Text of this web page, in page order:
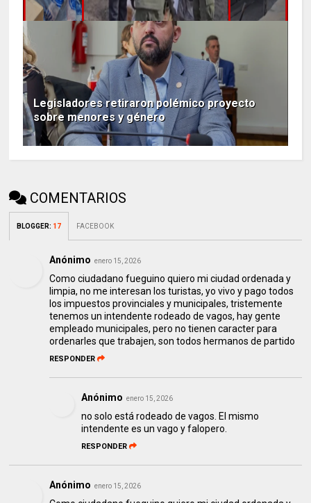
Legisladores retiraron polémico proyecto
sobre menores y género
COMENTARIOS
BLOGGER: 17 FACEBOOK
Anónimo enero 15, 2026
Como ciudadano fueguino quiero mi ciudad ordenada y
limpia, no me interesan los turistas, yo vivo y pago todos
los impuestos provinciales y municipales, tristemente
tenemos un intendente rodeado de vagos, hay gente
empleado municipales, pero no tienen caracter para
ordenarles que trabajen, son todos hermanos de partido
RESPONDER
Anónimo enero 15, 2026
no solo está rodeado de vagos. El mismo
intendente es un vago y falopero.
RESPONDER
Anónimo enero 15, 2026